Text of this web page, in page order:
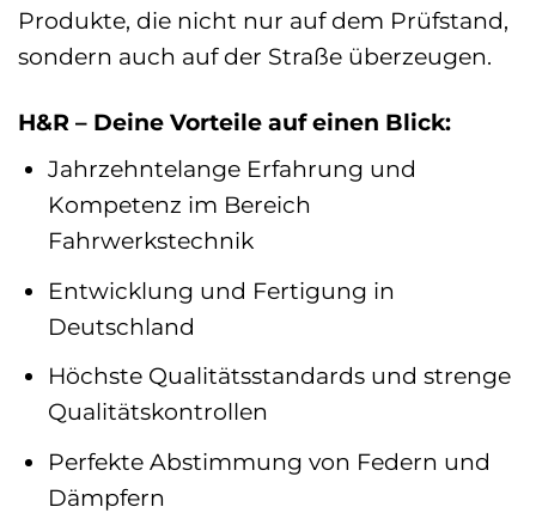
Produkte, die nicht nur auf dem Prüfstand,
sondern auch auf der Straße überzeugen.
H&R – Deine Vorteile auf einen Blick:
Jahrzehntelange Erfahrung und
Kompetenz im Bereich
Fahrwerkstechnik
Entwicklung und Fertigung in
Deutschland
Höchste Qualitätsstandards und strenge
Qualitätskontrollen
Perfekte Abstimmung von Federn und
Dämpfern